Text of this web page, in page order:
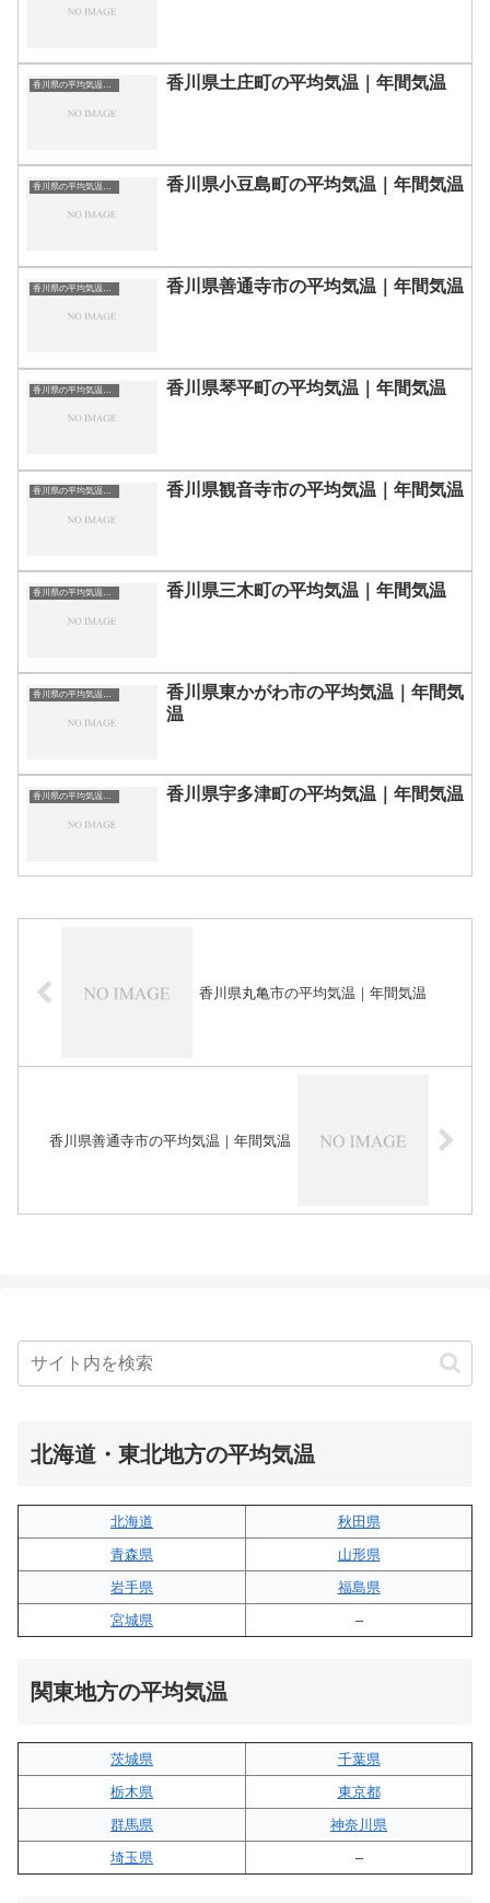
香川県の平均気温まとめ 香川県土庄町の平均気温｜年間気温
香川県の平均気温まとめ 香川県小豆島町の平均気温｜年間気温
香川県善通寺市の平均気温｜年間気温
香川県琴平町の平均気温｜年間気温
香川県の平均気温まとめ 香川県観音寺市の平均気温｜年間気温
香川県の平均気温まとめ 香川県三木町の平均気温｜年間気温
香川県の平均気温まとめ
香川県東かがわ市の平均気温｜年間気
温
香川県の平均気温まとめ 香川県宇多津町の平均気温｜年間気温
香川県丸亀市の平均気温｜年間気温
香川県善通寺市の平均気温｜年間気温
北海道・東北地方の平均気温
北海道
秋田県
青森県
山形県
岩手県
福島県
宮城県
–
関東地方の平均気温
茨城県
千葉県
栃木県
東京都
群馬県
神奈川県
埼玉県
–